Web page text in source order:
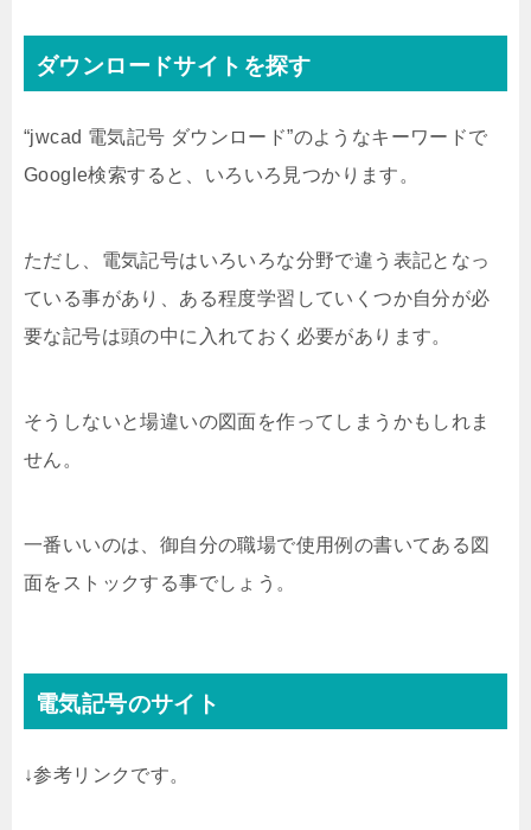
ダウンロードサイトを探す
“jwcad 電気記号 ダウンロード”のようなキーワードで
Google検索すると、いろいろ見つかります。
ただし、電気記号はいろいろな分野で違う表記となっ
ている事があり、ある程度学習していくつか自分が必
要な記号は頭の中に入れておく必要があります。
そうしないと場違いの図面を作ってしまうかもしれま
せん。
一番いいのは、御自分の職場で使用例の書いてある図
面をストックする事でしょう。
電気記号のサイト
↓参考リンクです。